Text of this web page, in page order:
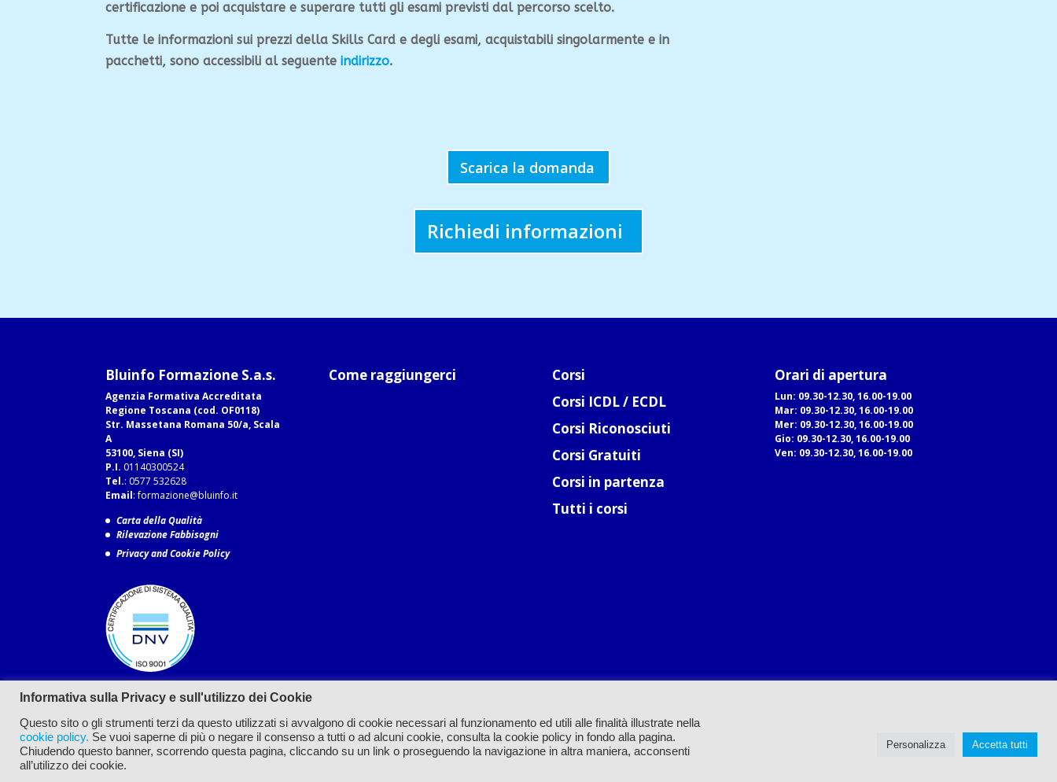
certificazione e poi acquistare e superare tutti gli esami previsti dal percorso scelto.
Tutte le informazioni sui prezzi della Skills Card e degli esami, acquistabili singolarmente e in
pacchetti, sono accessibili al seguenteindirizzo.
Scarica la domanda
Richiedi informazioni
Bluinfo Formazione S.a.s.
Agenzia Formativa Accreditata
Regione Toscana (cod. OF0118)
Str. Massetana Romana 50/a, Scala
A
53100, Siena (SI)
P.I. 01140300524
Tel.: 0577 532628
Email:formazione@bluinfo.it
Carta della Qualità
Rilevazione Fabbisogni
Privacy and Cookie Policy
Come raggiungerci
Corsi
Corsi ICDL / ECDL
Corsi Riconosciuti
Corsi Gratuiti
Corsi in partenza
Tutti i corsi
Orari di apertura
Lun: 09.30-12.30, 16.00-19.00
Mar: 09.30-12.30, 16.00-19.00
Mer: 09.30-12.30, 16.00-19.00
Gio: 09.30-12.30, 16.00-19.00
Ven: 09.30-12.30, 16.00-19.00
Informativa sulla Privacy e sull'utilizzo dei Cookie
Questo sito o gli strumenti terzi da questo utilizzati si avvalgono di cookie necessari al funzionamento ed utili alle finalità illustrate nella
cookie policy. Se vuoi saperne di più o negare il consenso a tutti o ad alcuni cookie, consulta la cookie policy in fondo alla pagina.
Chiudendo questo banner, scorrendo questa pagina, cliccando su un link o proseguendo la navigazione in altra maniera, acconsenti
all’utilizzo dei cookie.
Personalizza Accetta tutti